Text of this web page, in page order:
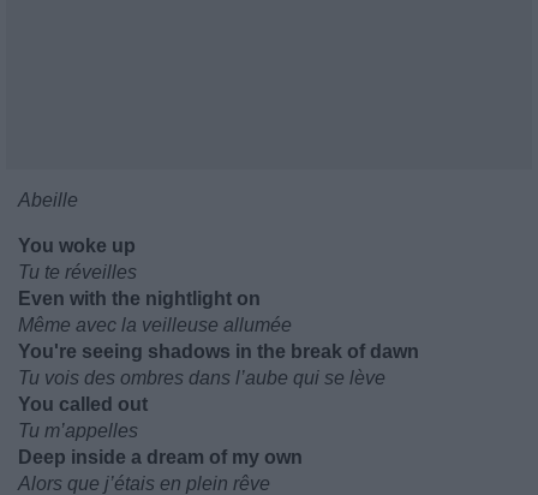
Abeille
You woke up
Tu te réveilles
Even with the nightlight on
Même avec la veilleuse allumée
You're seeing shadows in the break of dawn
Tu vois des ombres dans l’aube qui se lève
You called out
Tu m’appelles
Deep inside a dream of my own
Alors que j’étais en plein rêve